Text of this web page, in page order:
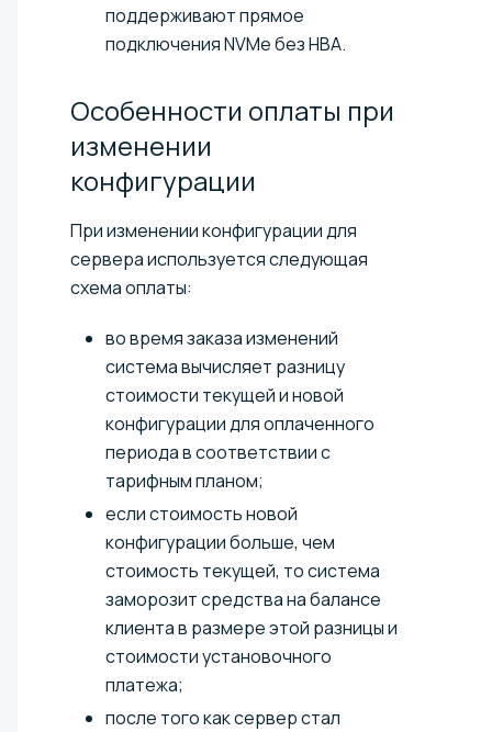
поддерживают прямое
подключения NVMe без HBA.
Особенности оплаты при
изменении
конфигурации
При изменении конфигурации для
сервера используется следующая
схема оплаты:
во время заказа изменений
система вычисляет разницу
стоимости текущей и новой
конфигурации для оплаченного
периода в соответствии с
тарифным планом;
если стоимость новой
конфигурации больше, чем
стоимость текущей, то система
заморозит средства на балансе
клиента в размере этой разницы и
стоимости установочного
платежа;
после того как сервер стал